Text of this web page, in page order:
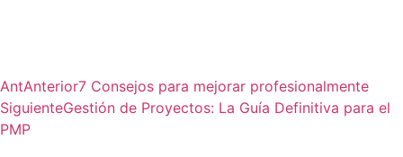
AntAnterior7 Consejos para mejorar profesionalmente
SiguienteGestión de Proyectos: La Guía Definitiva para el
PMP